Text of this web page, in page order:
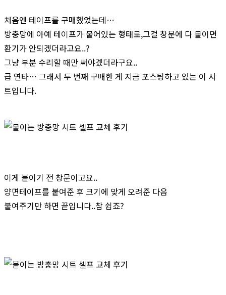
처음엔 테이프를 구매했었는데…
방충망에 아예 테이프가 붙어있는 형태로,그걸 창문에 다 붙이면
환기가 안되겠더라고요..?
그냥 부분 수리할 때만 써야곘더라구요..
급 연타… 그래서 두 번째 구매한 게 지금 포스팅하고 있는 이 시
트입니다.
이게 붙이기 전 창문이고요..
양면테이프를 붙여준 후 크기에 맞게 오려준 다음
붙여주기만 하면 끝입니다..참 쉽죠?